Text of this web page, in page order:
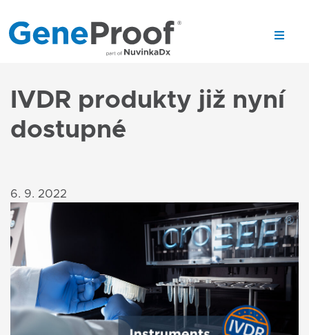
IVDR produkty již nyní
dostupné
6. 9. 2022